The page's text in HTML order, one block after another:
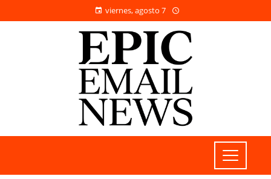
viernes, agosto 7